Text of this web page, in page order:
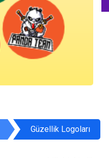
Güzellik Logoları